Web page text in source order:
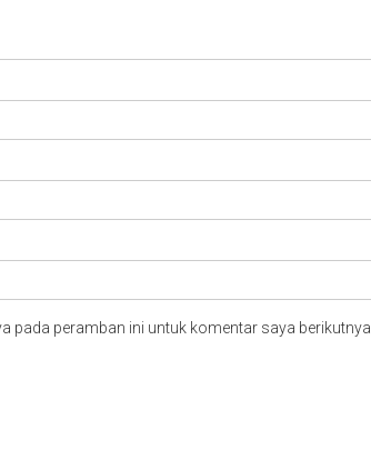
pada peramban ini untuk komentar saya berikutnya.